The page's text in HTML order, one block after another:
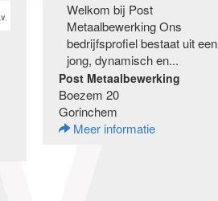
Welkom bij Post
Metaalbewerking Ons
bedrijfsprofiel bestaat uit een
jong, dynamisch en...
Post Metaalbewerking
Boezem 20
Gorinchem
Meer informatie